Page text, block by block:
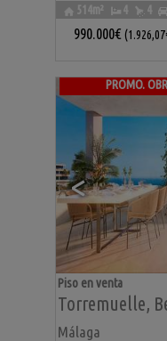
514m² 4 4
990.000€
PROMO.
<
Torremuelle,
Málaga
Piso en venta